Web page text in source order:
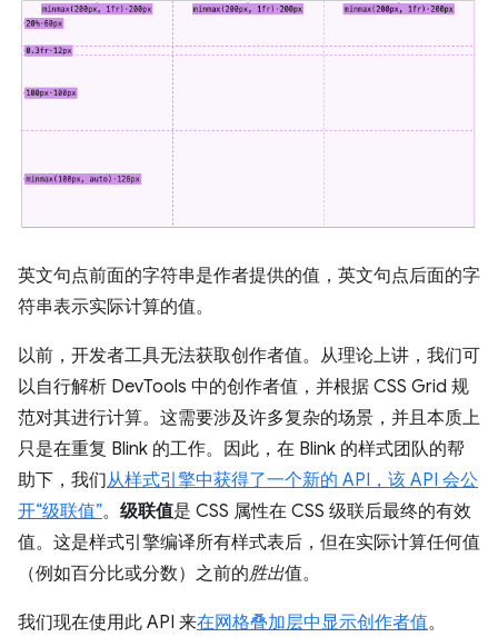
英文句点前面的字符串是作者提供的值，英文句点后面的字
符串表示实际计算的值。
以前，开发者工具无法获取创作者值。从理论上讲，我们可
以自行解析 DevTools 中的创作者值，并根据 CSS Grid 规
范对其进行计算。这需要涉及许多复杂的场景，并且本质上
只是在重复 Blink 的工作。因此，在 Blink 的样式团队的帮
助下，我们从样式引擎中获得了一个新的 API，该 API 会公
开“级联值”。 级联值是 CSS 属性在 CSS 级联后最终的有效
值。这是样式引擎编译所有样式表后，但在实际计算任何值
（例如百分比或分数）之前的胜出值。
我们现在使用此 API 来在网格叠加层中显示创作者值。